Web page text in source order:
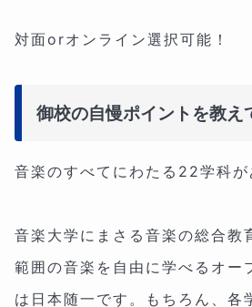
対面orオンライン選択可能！
御校の自慢ポイントを教え
音楽のすべてにわたる22学科が
音楽大学にまさる音楽の総合教
範囲の音楽を自由に学べるオー
は日本随一です。もちろん、各